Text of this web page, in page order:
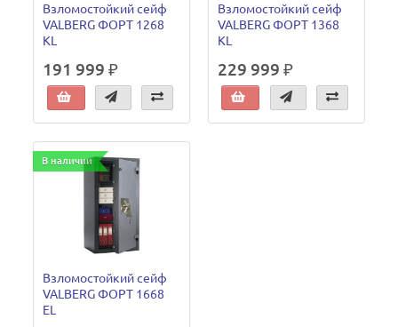
Взломостойкий сейф
VALBERG ФОРТ 1268
KL
191 999 ₽
Взломостойкий сейф
VALBERG ФОРТ 1368
KL
229 999 ₽
В наличии
Взломостойкий сейф
VALBERG ФОРТ 1668
EL